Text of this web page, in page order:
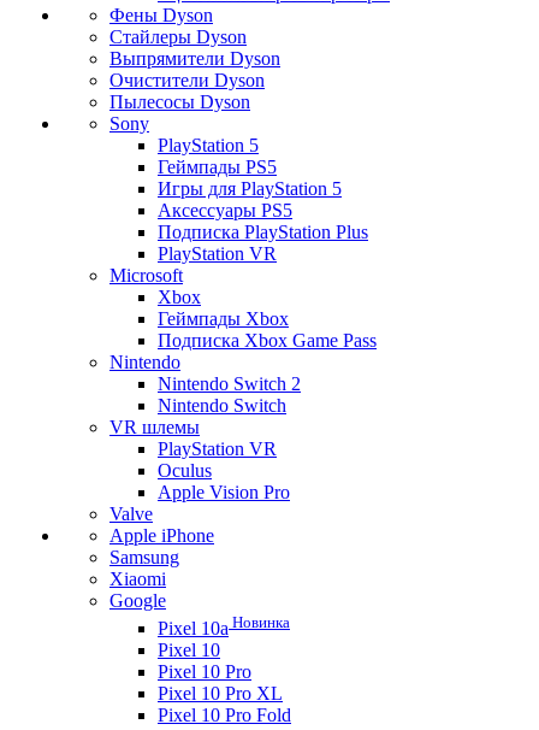
Фены Dyson
Стайлеры Dyson
Выпрямители Dyson
Очистители Dyson
Пылесосы Dyson
Sony
PlayStation 5
Геймпады PS5
Игры для PlayStation 5
Аксессуары PS5
Подписка PlayStation Plus
PlayStation VR
Microsoft
Xbox
Геймпады Xbox
Подписка Xbox Game Pass
Nintendo
Nintendo Switch 2
Nintendo Switch
VR шлемы
PlayStation VR
Oculus
Apple Vision Pro
Valve
Apple iPhone
Samsung
Xiaomi
Google
Pixel 10a Новинка
Pixel 10
Pixel 10 Pro
Pixel 10 Pro XL
Pixel 10 Pro Fold